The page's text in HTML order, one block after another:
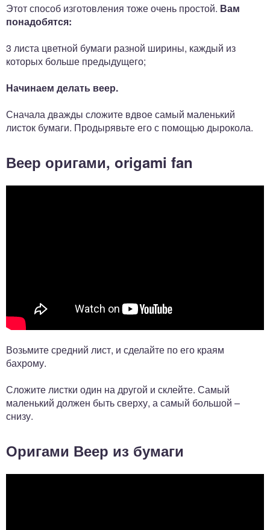
Этот способ изготовления тоже очень простой. Вам
понадобятся:
3 листа цветной бумаги разной ширины, каждый из
которых больше предыдущего;
Начинаем делать веер.
Сначала дважды сложите вдвое самый маленький
листок бумаги. Продырявьте его с помощью дырокола.
Веер оригами, origami fan
Возьмите средний лист, и сделайте по его краям
бахрому.
Сложите листки один на другой и склейте. Самый
маленький должен быть сверху, а самый большой –
снизу.
Оригами Веер из бумаги